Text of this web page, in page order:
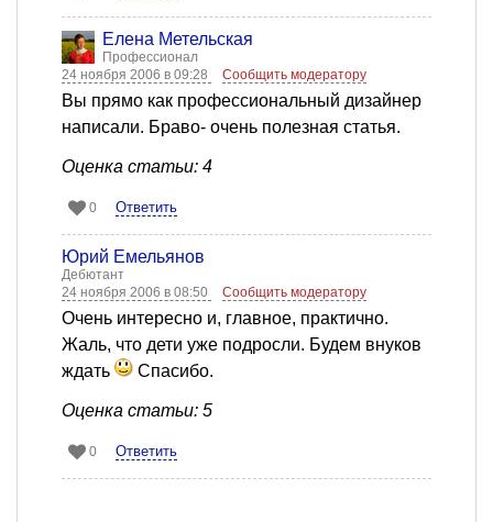
Елена Метельская
Профессионал
24 ноября 2006 в 09:28
Сообщить модератору
Вы прямо как профессиональный дизайнер
написали. Браво- очень полезная статья.
Оценка статьи: 4
0 Ответить
Юрий Емельянов
Дебютант
24 ноября 2006 в 08:50
Сообщить модератору
Очень интересно и, главное, практично.
Жаль, что дети уже подросли. Будем внуков
ждать
Спасибо.
Оценка статьи: 5
0 Ответить